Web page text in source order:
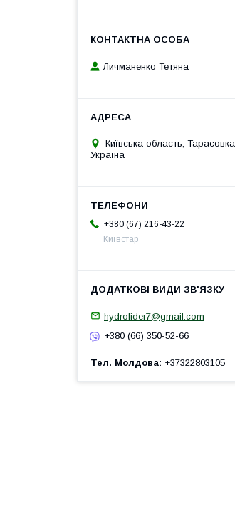
Личманенко Тетяна
Київська область, Тарасовка,
Україна
+380 (67) 216-43-22
Київстар
hydrolider7@gmail.com
+380 (66) 350-52-66
Тел. Молдова +37322803105